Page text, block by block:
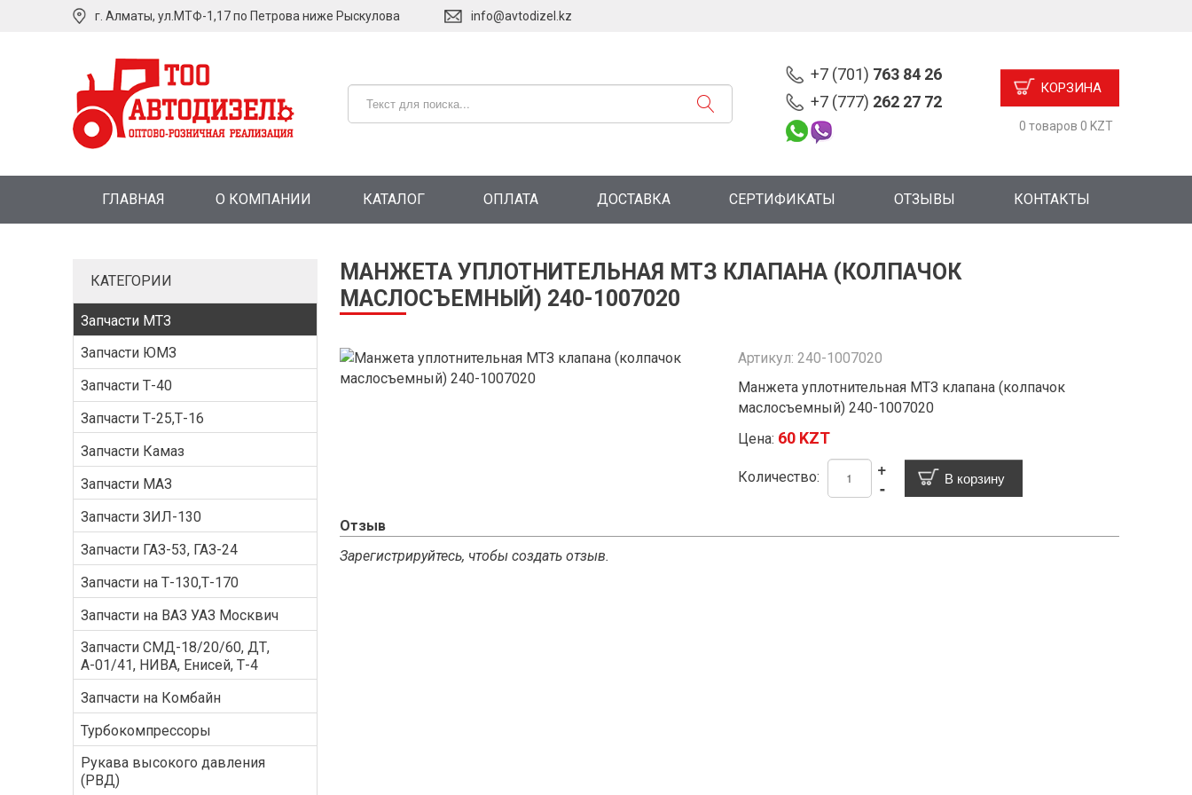
г. Алматы, ул.МТФ-1,17 по Петрова ниже Рыскулова info@avtodizel.kz
+7 (701) 763 84 26
+7 (777) 262 27 72
КОРЗИНА
0 товаров 0 KZT
ГЛАВНАЯ О КОМПАНИИ КАТАЛОГ ОПЛАТА ДОСТАВКА СЕРТИФИКАТЫ ОТЗЫВЫ КОНТАКТЫ
КАТЕГОРИИ
Запчасти МТЗ
Запчасти ЮМЗ
Запчасти Т-40
Запчасти Т-25,Т-16
Запчасти Камаз
Запчасти МАЗ
Запчасти ЗИЛ-130
Запчасти ГАЗ-53, ГАЗ-24
Запчасти на Т-130,Т-170
Запчасти на ВАЗ УАЗ Москвич
Запчасти СМД-18/20/60, ДТ,
А-01/41, НИВА, Енисей, Т-4
Запчасти на Комбайн
Турбокомпрессоры
Рукава высокого давления
(РВД)
МАНЖЕТА УПЛОТНИТЕЛЬНАЯ МТЗ КЛАПАНА (КОЛПАЧОК
МАСЛОСЪЕМНЫЙ) 240-1007020
Артикул: 240-1007020
Манжета уплотнительная МТЗ клапана (колпачок
маслосъемный) 240-1007020
Цена: 60 KZT
Количество: -
+
Отзыв
Зарегистрируйтесь, чтобы создать отзыв.